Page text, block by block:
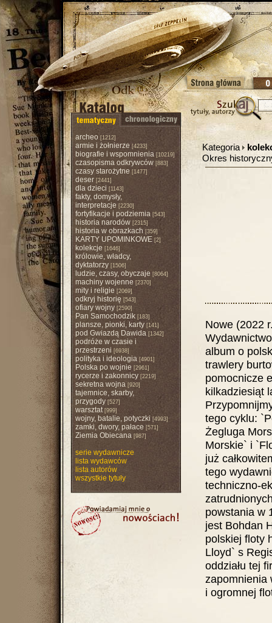
archeo [1212]
armie i żołnierze [4233]
biografie i wspomnienia[10219]
czasopisma odkrywców[883]
czasy starożytne [1477]
deser[2441]
dla dzieci [1143]
fakty, domysły,
interpretacje [2230]
fortyfikacje i podziemia[543]
historia narodów[2315]
historia w obrazkach [359]
KARTY UPOMINKOWE[2]
kolekcje [1646]
królowie, władcy,
dyktatorzy[1506]
ludzie, czasy, obyczaje [8064]
machiny wojenne [2370]
mity i religie [2069]
odkryj historię[543]
ofiary wojny[2590]
Pan Samochodzik[183]
plansze, pionki, karty[141]
pod Gwiazdą Dawida[1342]
podróże w czasie i
przestrzeni [6938]
polityka i ideologia[4901]
Polska po wojnie [2961]
rycerze i zakonnicy[2219]
sekretna wojna[920]
tajemnice, skarby,
przygody[527]
warsztat[999]
wojny, batalie, potyczki [4993]
zamki, dwory, pałace [571]
Ziemia Obiecana[987]
serie wydawnicze
lista wydawców
lista autorów
wszystkie tytuły
Kategoria
Okres
Nowe (2022
album o
trawlery
pomocnicze
kilkadziesiąt
tego cyklu:
Żegluga
Morskie` i
już
tego
techniczno-
powstania w
jest Bohdan
polskiej floty
Lloyd` s
oddziału tej
zapomnienia
i ogromnej